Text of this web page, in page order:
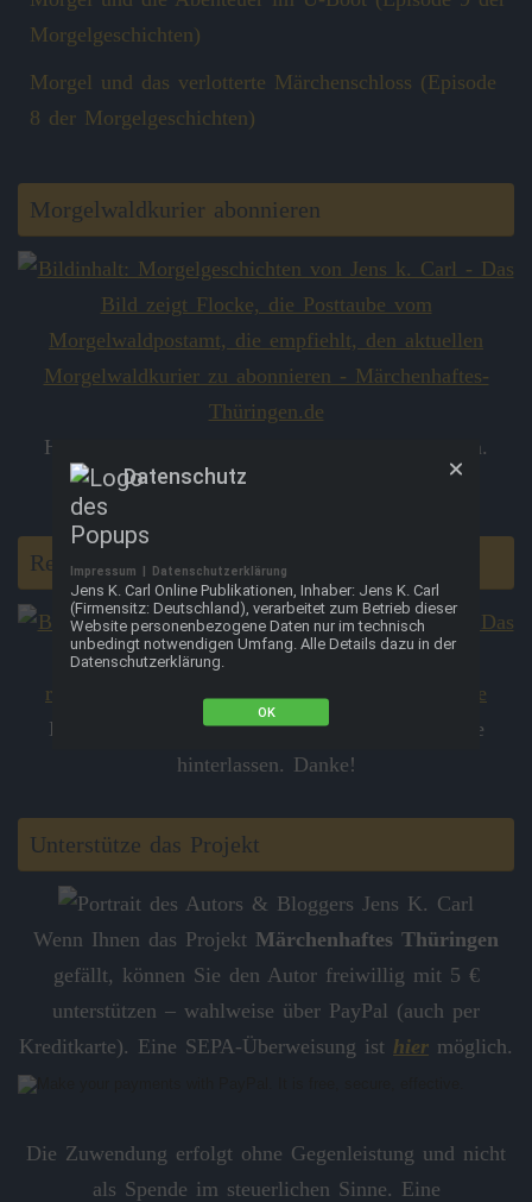
Morgelgeschichten)
Morgel und das verlotterte Märchenschloss (Episode
8 der Morgelgeschichten)
Morgelwaldkurier abonnieren
Hier kannst du den
abonnieren.
Danke!
Rezension schreiben
Hier kannst du eine kurzeRezension
auf Google
hinterlassen. Danke!
Unterstütze das Projekt
Wenn Ihnen das Projekt Märchenhaftes Thüringen
gefällt, können Sie den Autor freiwillig mit 5 €
unterstützen – wahlweise über PayPal (auch per
Kreditkarte). Eine SEPA-Überweisung ist hier möglich.
Die Zuwendung erfolgt ohne Gegenleistung und nicht
als Spende im steuerlichen Sinne. Eine
Datenschutz
Impressum | Datenschutzerklärung
Jens K. Carl Online Publikationen, Inhaber: Jens K. Carl
(Firmensitz: Deutschland), verarbeitet zum Betrieb dieser
Website personenbezogene Daten nur im technisch
unbedingt notwendigen Umfang. Alle Details dazu in der
Datenschutzerklärung.
OK